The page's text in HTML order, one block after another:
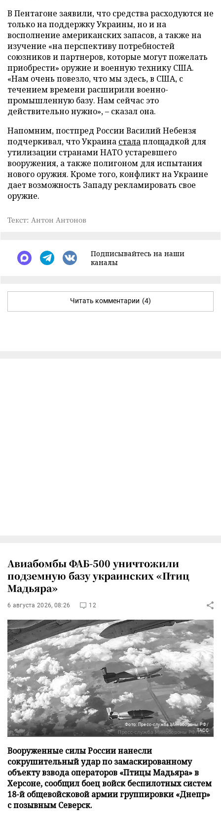
В Пентагоне заявили, что средства расходуются не
только на поддержку Украины, но и на
восполнение американских запасов, а также на
изучение «на перспективу потребностей
союзников и партнеров, которые могут пожелать
приобрести» оружие и военную технику США.
«Нам очень повезло, что мы здесь, в США, с
течением времени расширили военно-
промышленную базу. Нам сейчас это
действительно нужно», – сказал она.
Напомним, постпред России Василий Небензя
подчеркивал, что Украина сталаплощадкой для
утилизации странами НАТО устаревшего
вооружения, а также полигоном для испытания
нового оружия. Кроме того, конфликт на Украине
дает возможность Западу рекламировать свое
оружие.
Текст: Антон Антонов
Подписывайтесь на наши
каналы
Читать комментарии (4)
Авиабомбы ФАБ-500 уничтожили
подземную базу украинских «Птиц
Мадьяра»
6 августа 2026, 08:26 12
Фото: Пресс-служба Минобороны РФ/
ТАСС
Вооруженные силы России нанесли
сокрушительный удар по замаскированному
объекту взвода операторов «Птицы Мадьяра» в
Херсоне, сообщил боец войск беспилотных систем
18-й общевойсковой армии группировки «Днепр»
с позывным Северск.